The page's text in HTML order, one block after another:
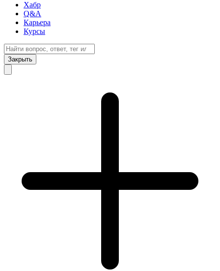
Хабр
Q&A
Карьера
Курсы
Закрыть